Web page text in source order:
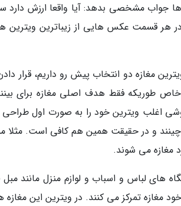
جواب مشخصی بدهد: آیا واقعا ارزش دارد
هر قسمت عکس هایی از زیباترین ویترین
مغازه دو انتخاب پیش رو داریم، قرار
طوریکه فقط هدف اصلی مغازه برای
اغلب ویترین خود را به صورت اول
و در حقیقت همین هم کافی است. مثلا
مغازه می شوند.
های لباس و اسباب و لوازم منزل مانند
مغازه تمرکز می کنند. در ویترین این